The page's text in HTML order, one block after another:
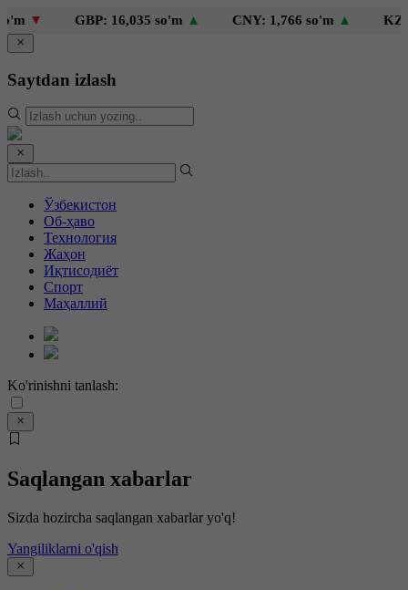
▼ GBP: 16,035 so'm▲ CNY: 1,766 so'm▲ KZT:
Saytdan izlash
Ўзбекистон
Об-ҳаво
Технология
Жаҳон
Иқтисодиёт
Спорт
Маҳаллий
Ko'rinishni tanlash:
Saqlangan xabarlar
Sizda hozircha saqlangan xabarlar yo'q!
Yangiliklarni o'qish